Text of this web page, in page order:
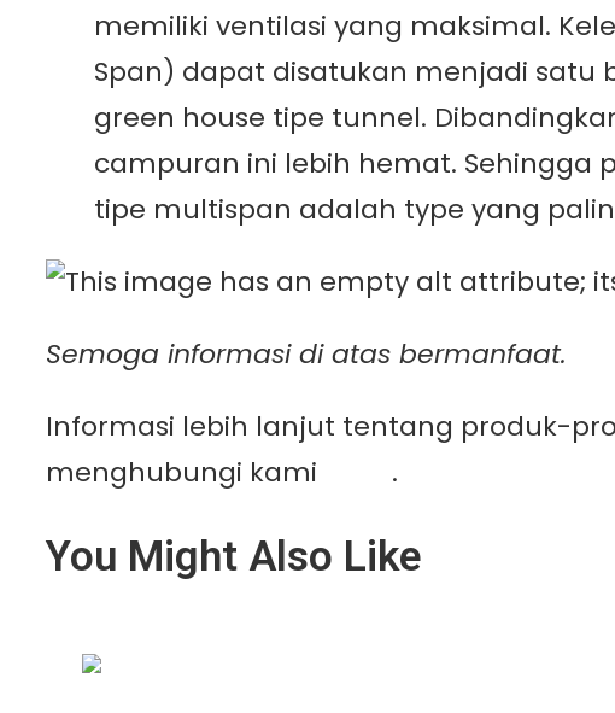
memiliki ventilasi yang maksimal.
Span) dapat disatukan menjadi satu
green house tipe tunnel.
campuran ini lebih hemat. Sehingga
tipe multispan adalah type yang
Semoga informasi di atas bermanfaat.
Informasi lebih lanjut tentang produk-
menghubungi kami
.
You Might Also Like